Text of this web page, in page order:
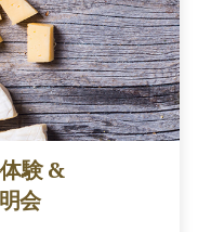
験 &
会